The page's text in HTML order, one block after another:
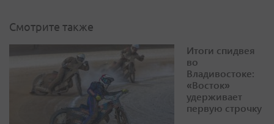
Смотрите также
Итоги спидвея
во
Владивостоке:
«Восток»
удерживает
первую строчку